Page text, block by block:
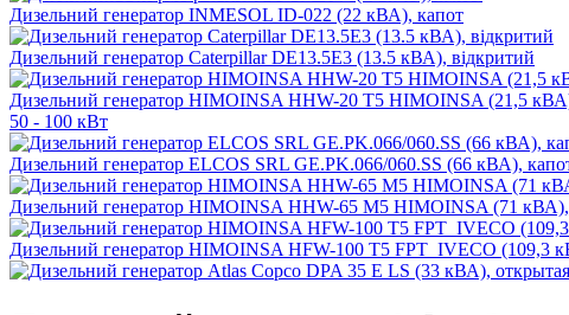
Дизельний генератор INMESOL ID-022 (22 кВА), капот
Дизельний генератор Caterpillar DE13.5E3 (13.5 кВА), відкритий
Дизельний генератор HIMOINSA HHW-20 T5 HIMOINSA (21,5
50 - 100 кВт
Дизельний генератор ELCOS SRL GE.PK.066/060.SS (66 кВА),
Дизельний генератор HIMOINSA HHW-65 M5 HIMOINSA (71
Дизельний генератор HIMOINSA HFW-100 T5 FPT_IVECO (109,3